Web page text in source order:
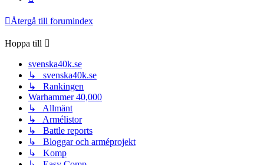
Återgå till forumindex
Hoppa till
svenska40k.se
↳ svenska40k.se
↳ Rankingen
Warhammer 40,000
↳ Allmänt
↳ Armélistor
↳ Battle reports
↳ Bloggar och arméprojekt
↳ Komp